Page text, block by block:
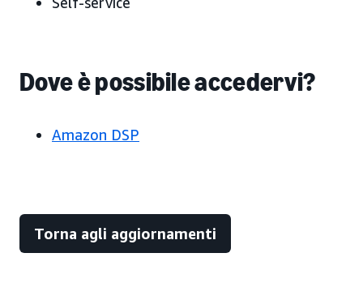
Dove è possibile accedervi?
Amazon DSP
Torna agli aggiornamenti